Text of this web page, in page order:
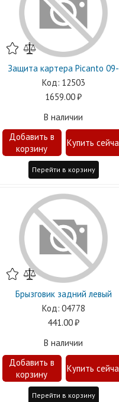
Защита картера Picanto 09-
12503
1659.00
В наличии
Перейти в корзину
Брызговик задний левый
04778
441.00
В наличии
Перейти в корзину